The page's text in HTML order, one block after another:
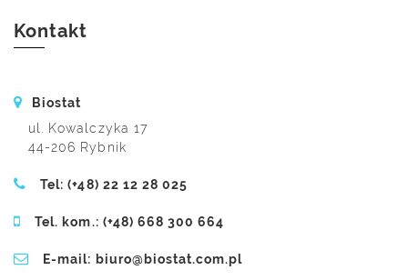
Kontakt
Biostat
ul. Kowalczyka 17
44-206 Rybnik
Tel: (+48) 22 12 28 025
Tel. kom.: (+48) 668 300 664
E-mail: biuro@biostat.com.pl